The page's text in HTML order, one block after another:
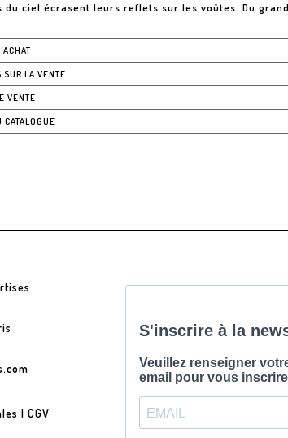
ciel écrasent leurs reflets sur les voûtes. Du grand
SUR LA VENTE
VENTE
CATALOGUE
| CGV